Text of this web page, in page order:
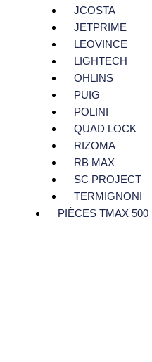
JCOSTA
JETPRIME
LEOVINCE
LIGHTECH
OHLINS
PUIG
POLINI
QUAD LOCK
RIZOMA
RB MAX
SC PROJECT
TERMIGNONI
PIÈCES TMAX 500